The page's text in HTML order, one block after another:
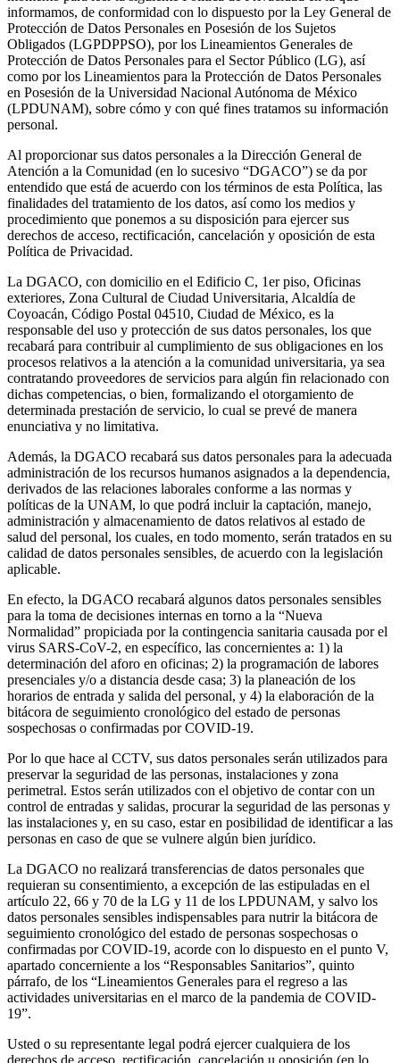
informamos, de conformidad con lo dispuesto por la Ley General de
Protección de Datos Personales en Posesión de los Sujetos
Obligados (LGPDPPSO), por los Lineamientos Generales de
Protección de Datos Personales para el Sector Público (LG), así
como por los Lineamientos para la Protección de Datos Personales
en Posesión de la Universidad Nacional Autónoma de México
(LPDUNAM), sobre cómo y con qué fines tratamos su información
personal.
Al proporcionar sus datos personales a la Dirección General de
Atención a la Comunidad (en lo sucesivo “DGACO”) se da por
entendido que está de acuerdo con los términos de esta Política, las
finalidades del tratamiento de los datos, así como los medios y
procedimiento que ponemos a su disposición para ejercer sus
derechos de acceso, rectificación, cancelación y oposición de esta
Política de Privacidad.
La DGACO, con domicilio en el Edificio C, 1er piso, Oficinas
exteriores, Zona Cultural de Ciudad Universitaria, Alcaldía de
Coyoacán, Código Postal 04510, Ciudad de México, es la
responsable del uso y protección de sus datos personales, los que
recabará para contribuir al cumplimiento de sus obligaciones en los
procesos relativos a la atención a la comunidad universitaria, ya sea
contratando proveedores de servicios para algún fin relacionado con
dichas competencias, o bien, formalizando el otorgamiento de
determinada prestación de servicio, lo cual se prevé de manera
enunciativa y no limitativa.
Además, la DGACO recabará sus datos personales para la adecuada
administración de los recursos humanos asignados a la dependencia,
derivados de las relaciones laborales conforme a las normas y
políticas de la UNAM, lo que podrá incluir la captación, manejo,
administración y almacenamiento de datos relativos al estado de
salud del personal, los cuales, en todo momento, serán tratados en su
calidad de datos personales sensibles, de acuerdo con la legislación
aplicable.
En efecto, la DGACO recabará algunos datos personales sensibles
para la toma de decisiones internas en torno a la “Nueva
Normalidad” propiciada por la contingencia sanitaria causada por el
virus SARS-CoV-2, en específico, las concernientes a: 1) la
determinación del aforo en oficinas; 2) la programación de labores
presenciales y/o a distancia desde casa; 3) la planeación de los
horarios de entrada y salida del personal, y 4) la elaboración de la
bitácora de seguimiento cronológico del estado de personas
sospechosas o confirmadas por COVID-19.
Por lo que hace al CCTV, sus datos personales serán utilizados para
preservar la seguridad de las personas, instalaciones y zona
perimetral. Estos serán utilizados con el objetivo de contar con un
control de entradas y salidas, procurar la seguridad de las personas y
las instalaciones y, en su caso, estar en posibilidad de identificar a las
personas en caso de que se vulnere algún bien jurídico.
La DGACO no realizará transferencias de datos personales que
requieran su consentimiento, a excepción de las estipuladas en el
artículo 22, 66 y 70 de la LG y 11 de los LPDUNAM, y salvo los
datos personales sensibles indispensables para nutrir la bitácora de
seguimiento cronológico del estado de personas sospechosas o
confirmadas por COVID-19, acorde con lo dispuesto en el punto V,
apartado concerniente a los “Responsables Sanitarios”, quinto
párrafo, de los “Lineamientos Generales para el regreso a las
actividades universitarias en el marco de la pandemia de COVID-
19”.
Usted o su representante legal podrá ejercer cualquiera de los